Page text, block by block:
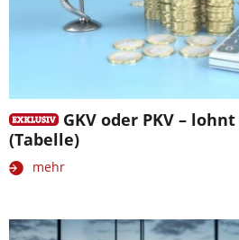
GKV oder PKV –
(Tabelle)
mehr